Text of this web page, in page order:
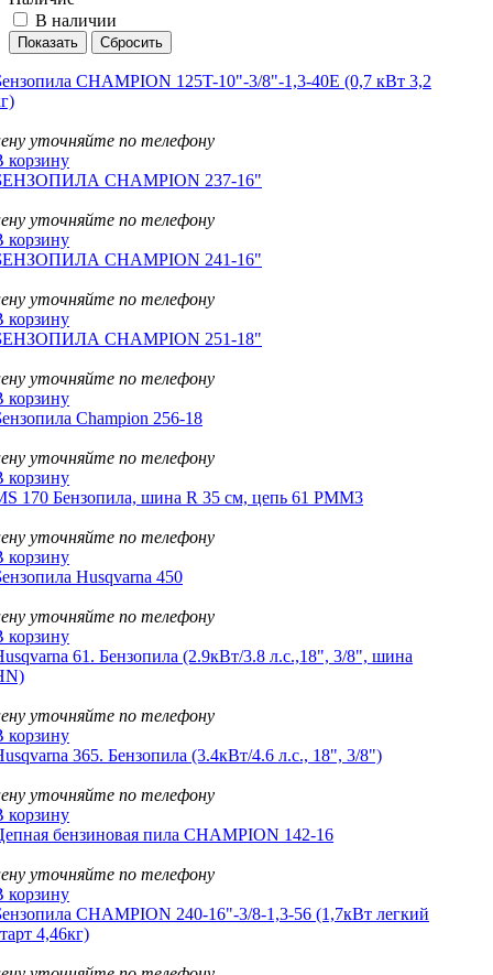
В наличии
CHAMPION 125T-10"-3/8"-1,3-40Е (0,7 кВт 3,2
уточняйте по телефону
корзину
CHAMPION 237-16"
уточняйте по телефону
корзину
CHAMPION 241-16"
уточняйте по телефону
корзину
CHAMPION 251-18"
уточняйте по телефону
корзину
Champion 256-18
уточняйте по телефону
корзину
170 Бензопила, шина R 35 см, цепь 61 PMM3
уточняйте по телефону
корзину
Husqvarna 450
уточняйте по телефону
корзину
61. Бензопила (2.9кВт/3.8 л.с.,18", 3/8", шина
уточняйте по телефону
корзину
365. Бензопила (3.4кВт/4.6 л.с., 18", 3/8")
уточняйте по телефону
корзину
бензиновая пила CHAMPION 142-16
уточняйте по телефону
корзину
CHAMPION 240-16"-3/8-1,3-56 (1,7кВт легкий
4,46кг)